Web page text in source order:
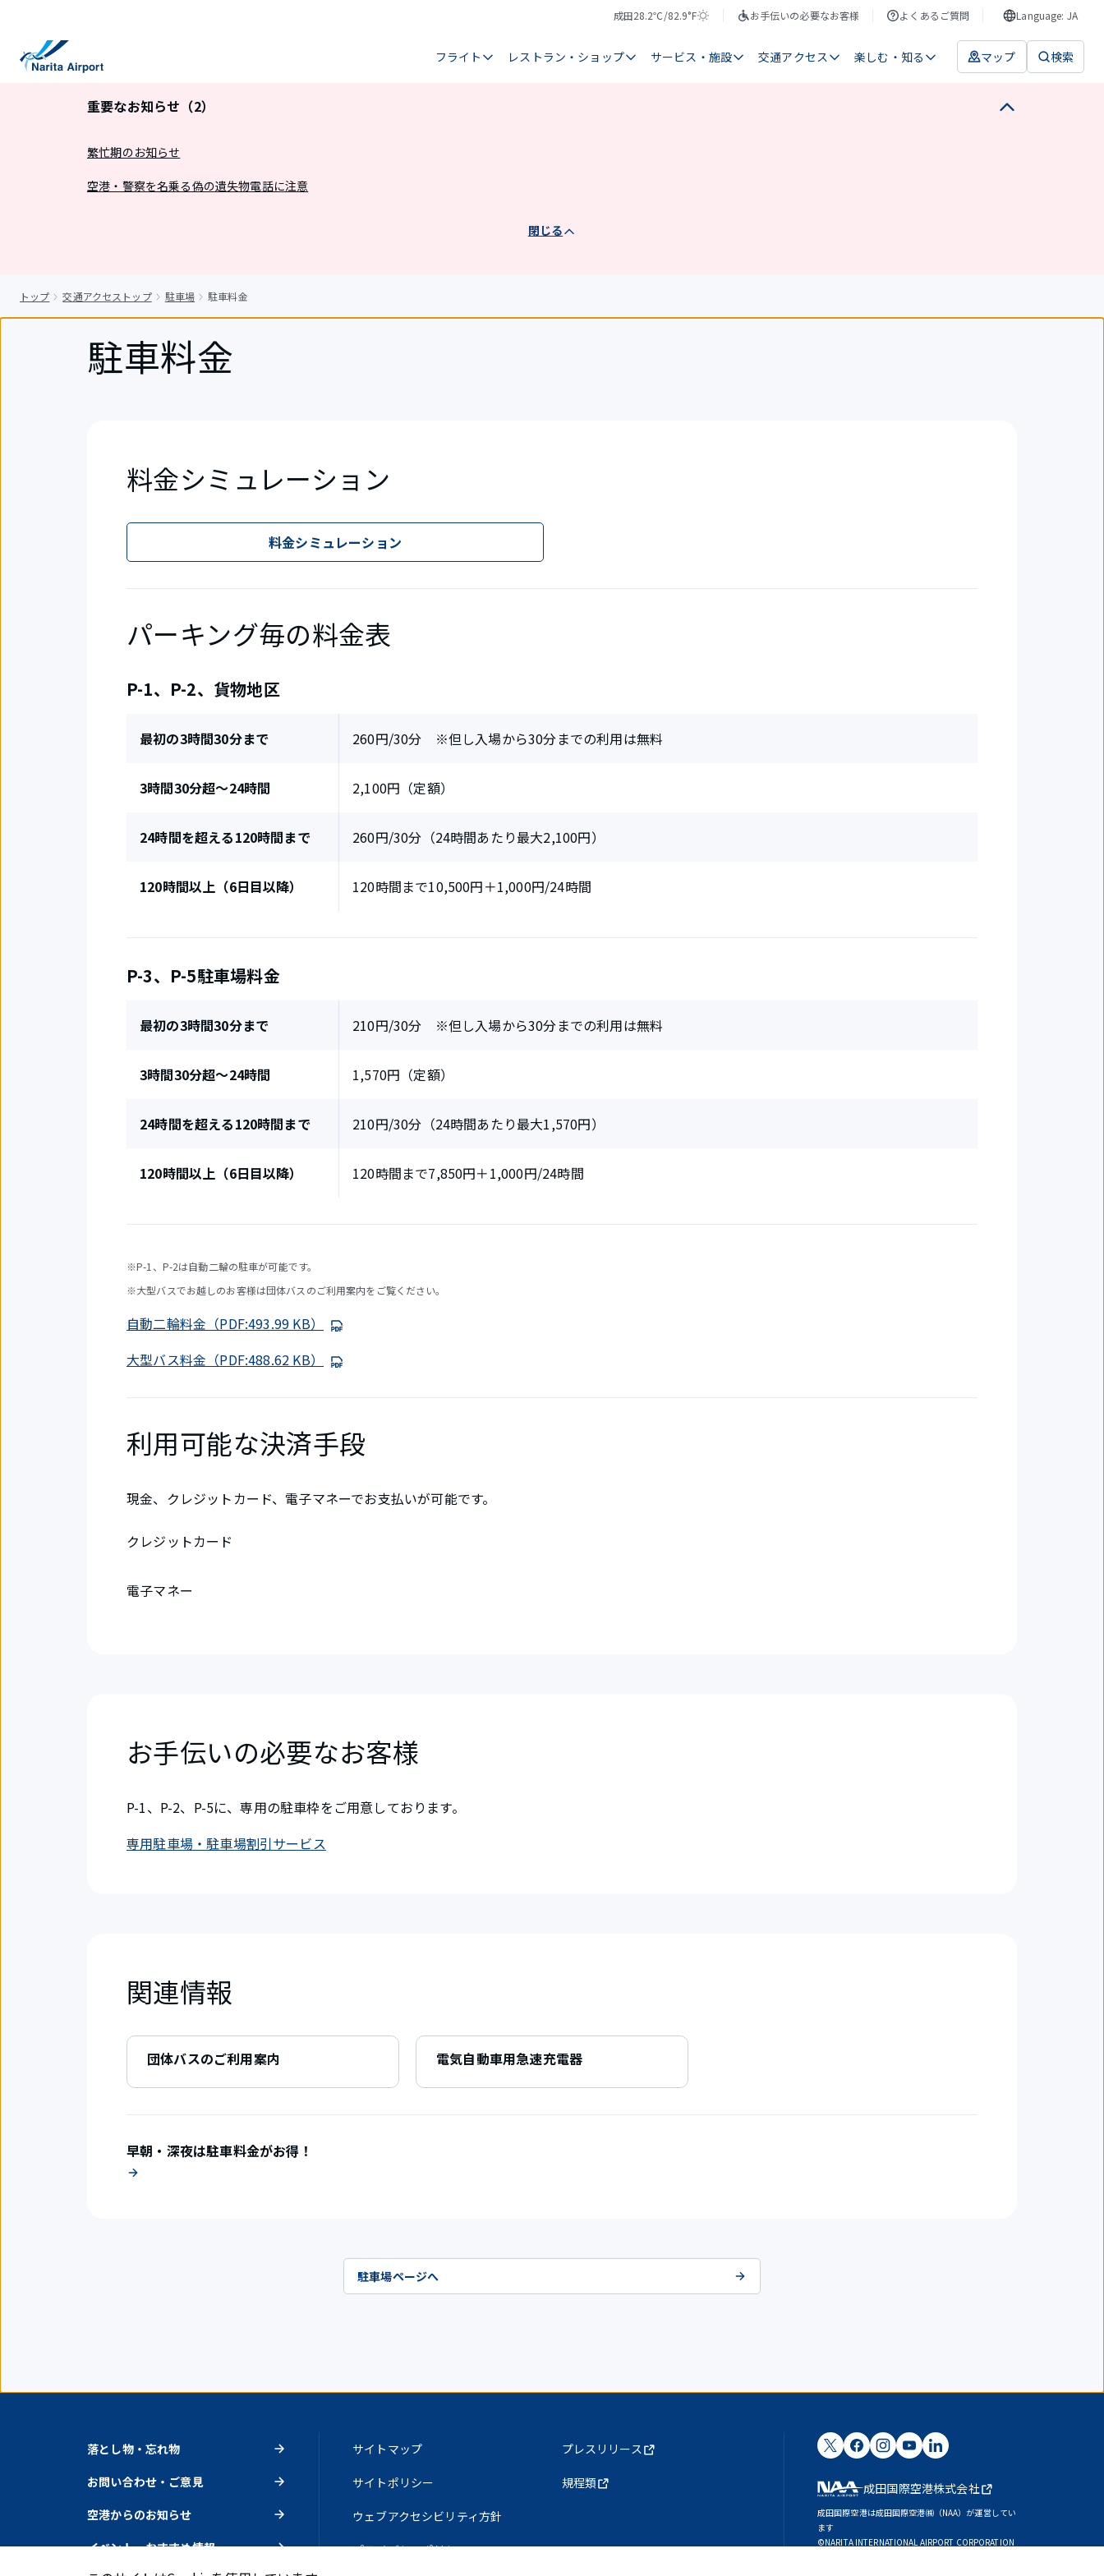
成田
気
28.2℃/82.9°F
天
お手伝いの必要なお客様 よくあるご質問 Language: JA
フライト レストラン・ショップ サービス・施設 交通アクセス 楽しむ・知る マップ 検索
重要なお知らせ（2）
繁忙期のお知らせ
空港・警察を名乗る偽の遺失物電話に注意
閉じる
トップ 交通アクセストップ 駐車場 駐車料金
駐車料金
料金シミュレーション
料金シミュレーション
パーキング毎の料金表
P-1、P-2、貨物地区
最初の3時間30分まで 260円/30分 ※但し入場から30分までの利用は無料
3時間30分超～24時間 2,100円（定額）
24時間を超える120時間まで 260円/30分（24時間あたり最大2,100円）
120時間以上（6日目以降） 120時間まで10,500円＋1,000円/24時間
P-3、P-5駐車場料金
最初の3時間30分まで 210円/30分 ※但し入場から30分までの利用は無料
3時間30分超～24時間 1,570円（定額）
24時間を超える120時間まで 210円/30分（24時間あたり最大1,570円）
120時間以上（6日目以降） 120時間まで7,850円＋1,000円/24時間
※P-1、P-2は自動二輪の駐車が可能です。
※大型バスでお越しのお客様は団体バスのご利用案内をご覧ください。
自動二輪料金（PDF:493.99 KB）
大型バス料金（PDF:488.62 KB）
利用可能な決済手段
現金、クレジットカード、電子マネーでお支払いが可能です。
クレジットカード
電子マネー
お手伝いの必要なお客様
P-1、P-2、P-5に、専用の駐車枠をご用意しております。
専用駐車場・駐車場割引サービス
関連情報
団体バスのご利用案内 電気自動車用急速充電器
早朝・深夜は駐車料金がお得！
駐車場ページへ
落とし物・忘れ物
お問い合わせ・ご意見
空港からのお知らせ
イベント・おすすめ情報
サイトマップ
サイトポリシー
ウェブアクセシビリティ方針
プライバシーポリシー
プレスリリース
規程類 成田国際空港株式会社
成田国際空港は成田国際空港㈱（NAA）が運営してい
ます
©NARITA INTERNATIONAL AIRPORT CORPORATION